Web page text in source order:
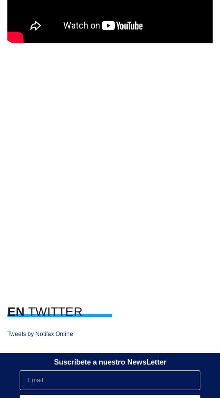
ENTWITTER
Tweets by Notifax Online
Suscríbete a nuestro NewsLetter